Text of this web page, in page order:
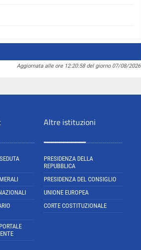
Aggiornata alle ore 12:20:58 del giorno 07/08/2026
Altre istituzioni
PRESIDENZA DELLA
REPUBBLICA
PRESIDENZA DEL CONSIGLIO
UNIONE EUROPEA
CORTE COSTITUZIONALE